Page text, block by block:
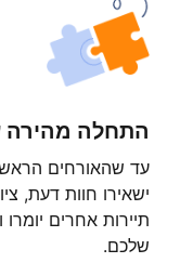
התחלה מהירה
ישאירו חוות דעת,
תיירות אחרים יומרו
שלכם.